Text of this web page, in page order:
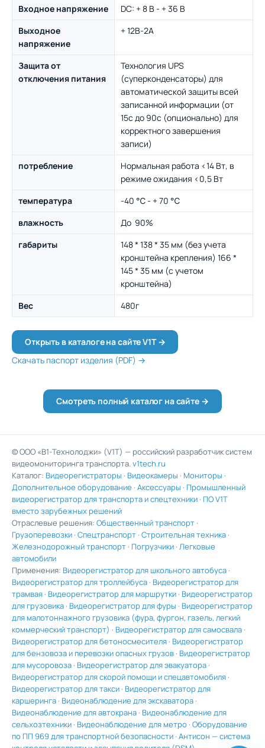
Входное напряжение
DC: + 8 В - + 36 В
Выходное
напряжение
+ 12В-2A
Защита от
отключения питания
Технология UPS
(суперконденсаторы) для
автоматической защиты всей
записанной информации (от
15с до 90с (опционально) для
корректного завершения
записи)
потребление
Нормальная работа <14 Вт, в
режиме ожидания <0,5 Вт
температура
-40 ℃ - + 70 ℃
влажность
До 90%
габариты
148 * 138 * 35 мм (без учета
кронштейна крепления) 166 *
145 * 35 мм (с учетом
кронштейна)
Вес
480г
Открыть в каталоге на сайте V1T →
Скачать паспорт изделия (PDF) →
Смотреть полный каталог на сайте →
© ООО «В1-Технолоджи» (V1T) — российский разработчик систем
видеомониторинга транспорта.v1tech.ru
Каталог: Видеорегистраторы · Видеокамеры · Мониторы ·
Дополнительное оборудование · Аксессуары · Промышленный
видеорегистратор для транспорта и спецтехники · ПО V1T
вместо зарубежных решений
Отраслевые решения: Общественный транспорт ·
Грузоперевозки · Спецтранспорт · Строительная техника ·
Железнодорожный транспорт · Погрузчики · Легковые
автомобили
Применения: Видеорегистратор для школьного автобуса ·
Видеорегистратор для троллейбуса · Видеорегистратор для
трамвая · Видеорегистратор для маршрутки · Видеорегистратор
для грузовика · Видеорегистратор для фуры · Видеорегистратор
для малотоннажного грузовика (фура, фургон, газель, легкий
коммерческий транспорт) · Видеорегистратор для самосвала ·
Видеорегистратор для бетоносмесителя · Видеорегистратор
для бензовоза и перевозки опасных грузов · Видеорегистратор
для мусоровоза · Видеорегистратор для эвакуатора ·
Видеорегистратор для скорой помощи и спецавтомобиля ·
Видеорегистратор для такси · Видеорегистратор для
каршеринга · Видеонаблюдение для экскаватора ·
Видеонаблюдение для автокрана · Видеонаблюдение для
сельхозтехники · Видеонаблюдение для метро · Оборудование
по ПП 969 для транспортной безопасности · Антисон — система